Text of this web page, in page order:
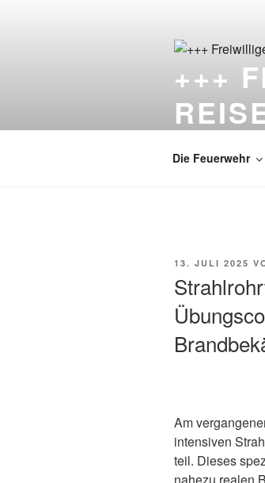
+++
Die Feuerwehr
13. JULI 2025
Am
intensiven
teil. Dieses